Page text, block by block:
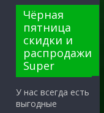
Чёрная
пятница
скидки и
распродажи
Super
У нас всегда есть
выгодные